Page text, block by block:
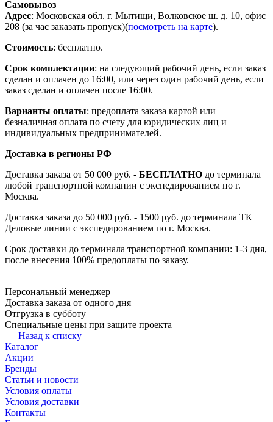
Самовывоз
Адрес: Московская обл. г. Мытищи, Волковское ш. д. 10, офис
208 (за час заказать пропуск)(посмотреть на карте).
Стоимость: бесплатно.
Срок комплектации: на следующий рабочий день, если заказ
сделан и оплачен до 16:00, или через один рабочий день, если
заказ сделан и оплачен после 16:00.
Варианты оплаты: предоплата заказа картой или
безналичная оплата по счету для юридических лиц и
индивидуальных предпринимателей.
Доставка в регионы РФ
Доставка заказа от 50 000 руб. - БЕСПЛАТНО до терминала
любой транспортной компании с экспедированием по г.
Москва.
Доставка заказа до 50 000 руб. - 1500 руб. до терминала ТК
Деловые линии с экспедированием по г. Москва.
Срок доставки до терминала транспортной компании: 1-3 дня,
после внесения 100% предоплаты по заказу.
Персональный менеджер
Доставка заказа от одного дня
Отгрузка в субботу
Специальные цены при защите проекта
Назад к списку
Каталог
Акции
Бренды
Статьи и новости
Условия оплаты
Условия доставки
Контакты